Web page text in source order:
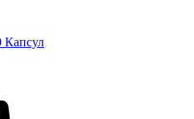
Капсул